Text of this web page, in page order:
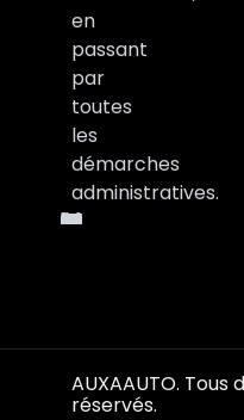
en
passant
par
toutes
les
démarches
administratives.
AUXAAUTO. Tous
réservés.